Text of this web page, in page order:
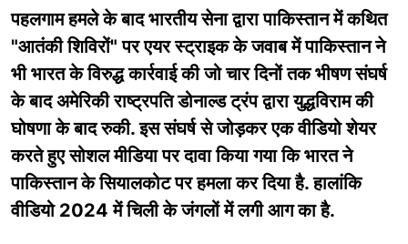
पहलगाम हमले के बाद भारतीय सेना द्वारा पाकिस्तान में कथित
"आतंकी शिविरों" पर एयर स्ट्राइक के जवाब में पाकिस्तान ने
भी भारत के विरुद्ध कार्रवाई की जो चार दिनों तक भीषण संघर्ष
के बाद अमेरिकी राष्ट्रपति डोनाल्ड ट्रंप द्वारा युद्धविराम की
घोषणा के बाद रुकी. इस संघर्ष से जोड़कर एक वीडियो शेयर
करते हुए सोशल मीडिया पर दावा किया गया कि भारत ने
पाकिस्तान के सियालकोट पर हमला कर दिया है. हालांकि
वीडियो 2024 में चिली के जंगलों में लगी आग का है.